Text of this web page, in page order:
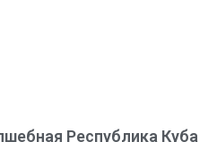
Республика Куба